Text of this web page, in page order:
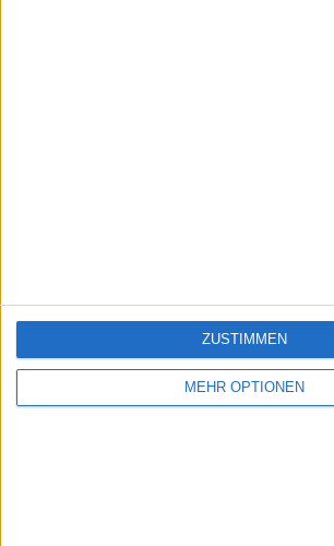
MEHR OPTIONEN
ZUSTIMMEN